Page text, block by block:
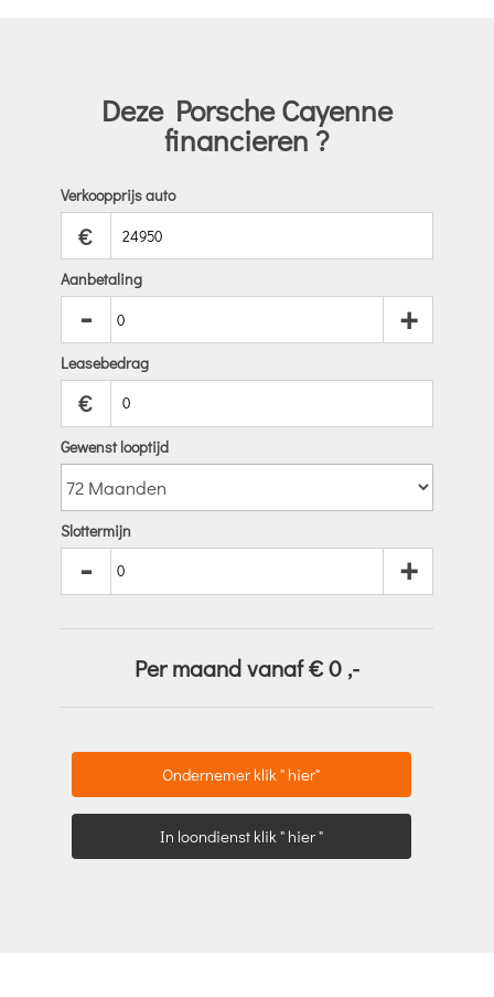
Deze Porsche Cayenne
financieren ?
Verkoopprijs auto
€
Aanbetaling
- +
Leasebedrag
€
Gewenst looptijd
Slottermijn
- +
Per maand vanaf €0 ,-
Ondernemer klik " hier"
In loondienst klik " hier "